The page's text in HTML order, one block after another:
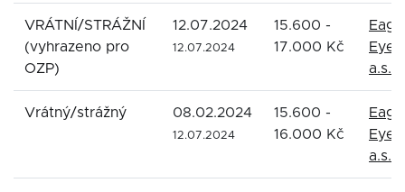
VRÁTNÍ/STRÁŽNÍ
(vyhrazeno pro
OZP)
12.07.2024
12.07.2024
15.600 -
17.000 Kč
Eyes
a.s.
Vrátný/strážný 08.02.2024
12.07.2024
15.600 -
16.000 Kč
Eyes
a.s.